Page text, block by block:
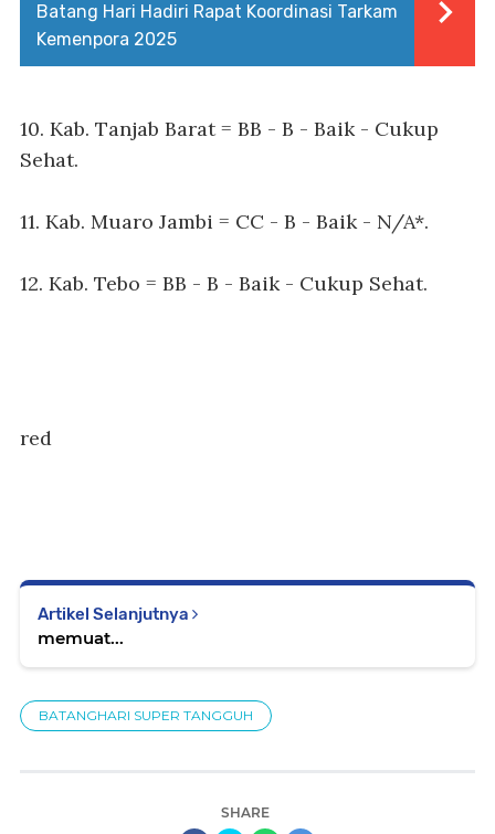
Batang Hari Hadiri Rapat Koordinasi Tarkam
Kemenpora 2025
10. Kab. Tanjab Barat = BB - B - Baik - Cukup
Sehat.
11. Kab. Muaro Jambi = CC - B - Baik - N/A*.
12. Kab. Tebo = BB - B - Baik - Cukup Sehat.
red
Artikel Selanjutnya
memuat...
BATANGHARI SUPER TANGGUH
SHARE